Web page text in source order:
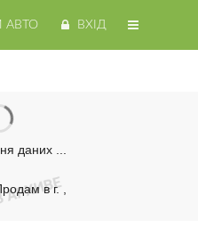
АВТО ВХІД
даних ...
в г. ,